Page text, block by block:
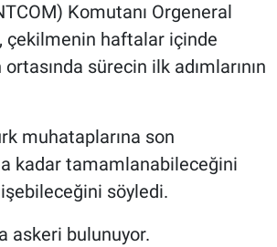
Komutanı Orgeneral
çekilmenin haftalar içinde
sürecin ilk adımlarının
muhataplarına son
kadar tamamlanabileceğini
söyledi.
askeri bulunuyor.